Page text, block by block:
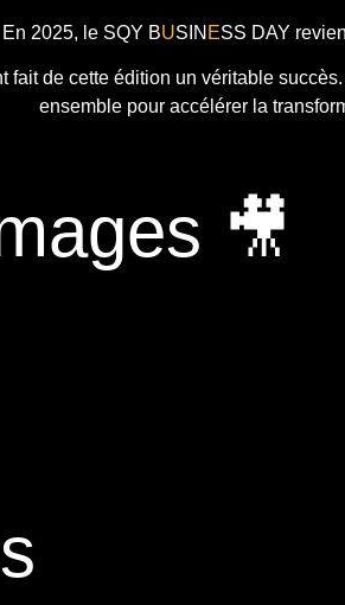
En 2025, le SQY BUSIN ESS DAY
fait de cette édition un véritable
ensemble pour accélérer la
🎥